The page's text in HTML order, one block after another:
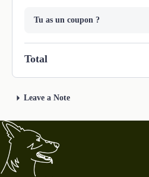
Tu as un coupon ?
Total
Leave a Note